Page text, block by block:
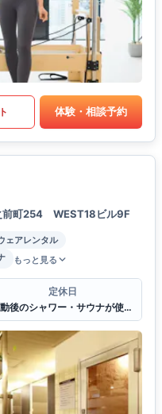
体験・相談予約
前町254 WEST18ビル9F
ェアレンタル
もっと見る
定休日
運動後のシャワー・サウナが使えます